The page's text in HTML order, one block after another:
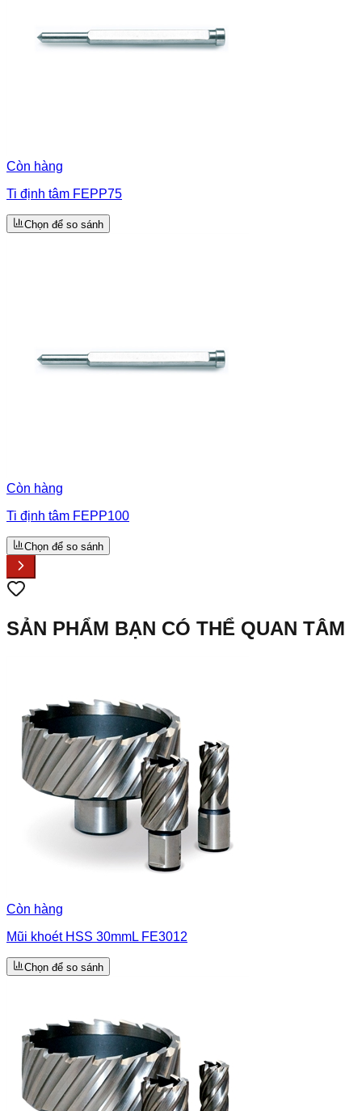
Còn hàng
Ti định tâm FEPP75
Chọn để so sánh
Còn hàng
Ti định tâm FEPP100
Chọn để so sánh
SẢN PHẨM BẠN CÓ THỂ QUAN TÂM
Còn hàng
Mũi khoét HSS 30mmL FE3012
Chọn để so sánh